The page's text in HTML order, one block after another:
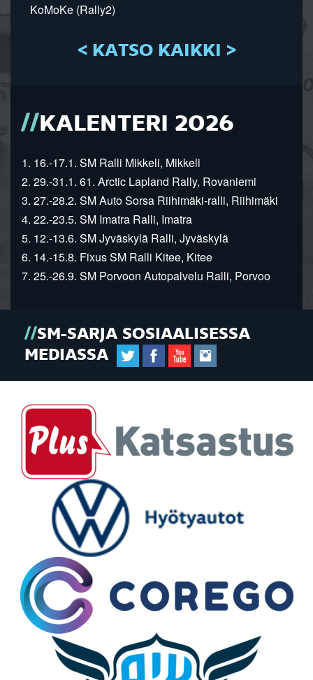
KoMoKe (Rally2)
< KATSO KAIKKI >
KALENTERI 2026
1. 16.-17.1. SM Ralli Mikkeli, Mikkeli
2. 29.-31.1. 61. Arctic Lapland Rally, Rovaniemi
3. 27.-28.2. SM Auto Sorsa Riihimäki-ralli, Riihimäki
4. 22.-23.5. SM Imatra Ralli, Imatra
5. 12.-13.6. SM Jyväskylä Ralli, Jyväskylä
6. 14.-15.8. Fixus SM Ralli Kitee, Kitee
7. 25.-26.9. SM Porvoon Autopalvelu Ralli, Porvoo
SM-SARJA SOSIAALISESSA
MEDIASSA